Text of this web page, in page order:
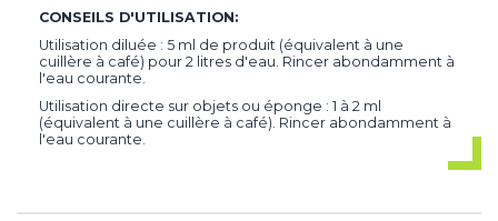
CONSEILS D'UTILISATION:
Utilisation diluée : 5 ml de produit (équivalent à une
cuillère à café) pour 2 litres d'eau. Rincer abondamment à
l'eau courante.
Utilisation directe sur objets ou éponge : 1 à 2 ml
(équivalent à une cuillère à café). Rincer abondamment à
l'eau courante.